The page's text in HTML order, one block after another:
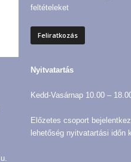
feltételeket
Nyitvatartás
Kedd-Vasárnap 10.00 –
Előzetes csoport
lehetőség nyitvatartási időn